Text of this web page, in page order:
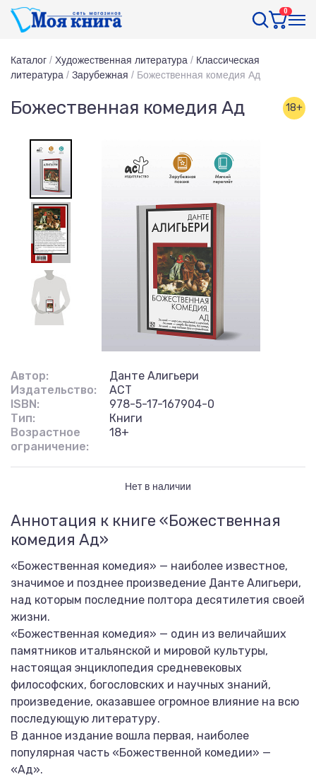
0
Каталог / Художественная литература / Классическая
литература / Зарубежная / Божественная комедия Ад
Божественная комедия Ад 18+
Автор:
Данте Алигьери
Издательство:
АСТ
ISBN:
978-5-17-167904-0
Тип:
Книги
Возрастное
ограничение:
18+
Нет в наличии
Аннотация к книге «Божественная
комедия Ад»
«Божественная комедия» — наиболее известное,
значимое и позднее произведение Данте Алигьери,
над которым последние полтора десятилетия своей
жизни.
«Божественная комедия» — один из величайших
памятников итальянской и мировой культуры,
настоящая энциклопедия средневековых
философских, богословских и научных знаний,
произведение, оказавшее огромное влияние на всю
последующую литературу.
В данное издание вошла первая, наиболее
популярная часть «Божественной комедии» —
«Ад».